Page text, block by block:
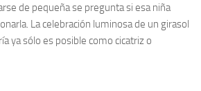
de pequeña se pregunta si esa niña
La celebración luminosa de un girasol
ya sólo es posible como cicatriz o